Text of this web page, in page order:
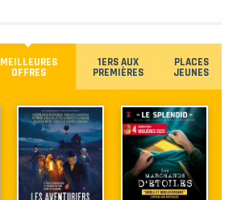
MEILLEURES
OFFRES
1ERS AUX
PREMIÈRES
PLACES
JEUNES